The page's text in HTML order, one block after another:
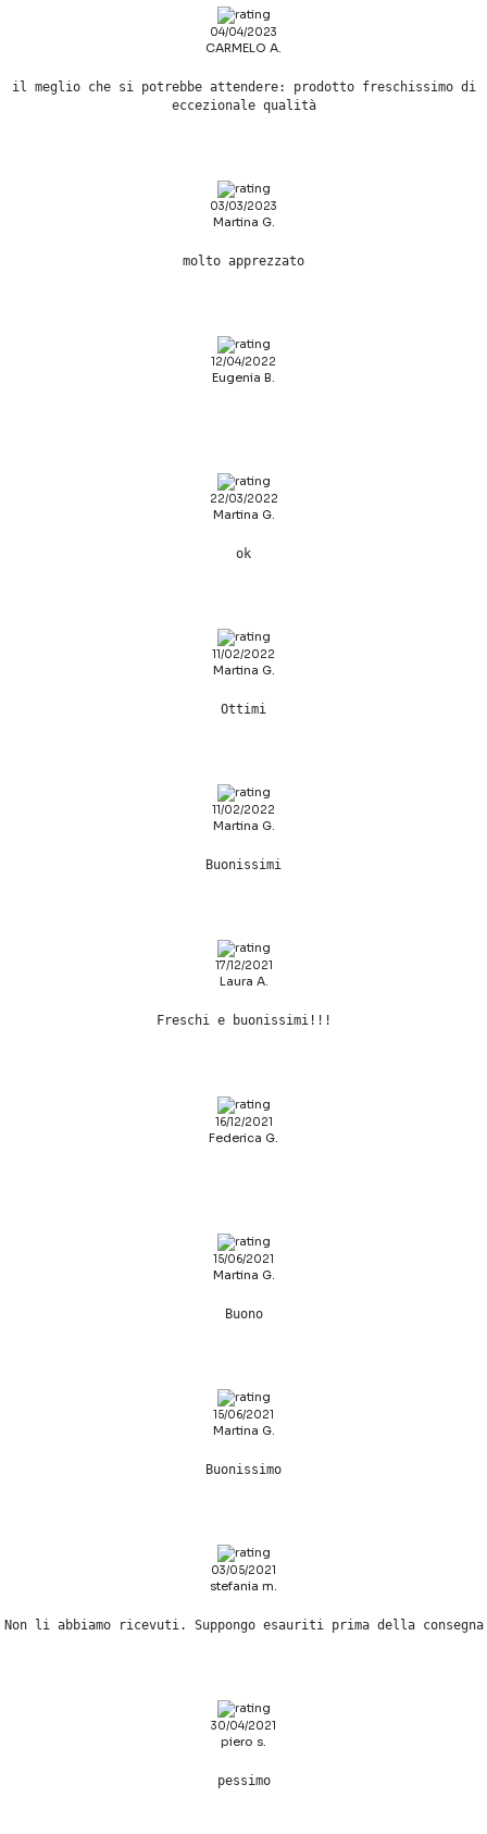
04/04/2023
CARMELO A.
il meglio che si potrebbe attendere: prodotto freschissimo di
eccezionale qualità
03/03/2023
Martina G.
molto apprezzato
12/04/2022
Eugenia B.
22/03/2022
Martina G.
ok
11/02/2022
Martina G.
Ottimi
11/02/2022
Martina G.
Buonissimi
17/12/2021
Laura A.
Freschi e buonissimi!!!
16/12/2021
Federica G.
15/06/2021
Martina G.
Buono
15/06/2021
Martina G.
Buonissimo
03/05/2021
stefania m.
Non li abbiamo ricevuti. Suppongo esauriti prima della consegna
30/04/2021
piero s.
pessimo